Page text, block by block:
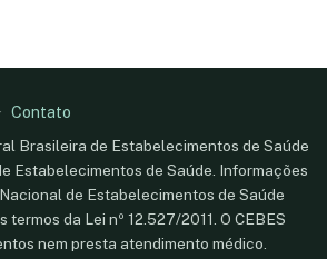
· Contato
Brasileira de Estabelecimentos de Saúde
Estabelecimentos de Saúde. Informações
de Estabelecimentos de Saúde
termos da Lei nº 12.527/2011. O CEBES
nem presta atendimento médico.